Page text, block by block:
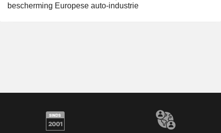
bescherming Europese auto-industrie